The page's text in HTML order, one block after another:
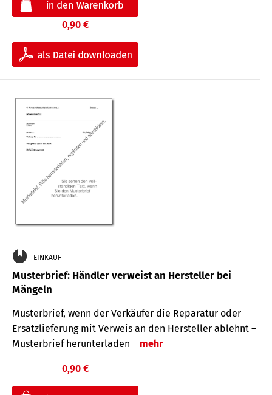
0,90 €
EINKAUF
Musterbrief: Händler verweist an Hersteller bei
Mängeln
Musterbrief, wenn der Verkäufer die Reparatur oder
Ersatzlieferung mit Verweis an den Hersteller ablehnt –
Musterbrief herunterladen
mehr
0,90 €